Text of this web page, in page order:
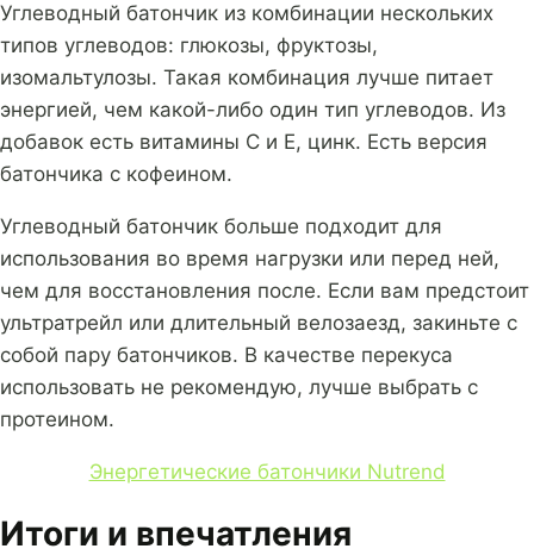
Углеводный батончик из комбинации нескольких
типов углеводов: глюкозы, фруктозы,
изомальтулозы. Такая комбинация лучше питает
энергией, чем какой-либо один тип углеводов. Из
добавок есть витамины C и E, цинк. Есть версия
батончика с кофеином.
Углеводный батончик больше подходит для
использования во время нагрузки или перед ней,
чем для восстановления после. Если вам предстоит
ультратрейл или длительный велозаезд, закиньте с
собой пару батончиков. В качестве перекуса
использовать не рекомендую, лучше выбрать с
протеином.
Энергетические батончики Nutrend
Итоги и впечатления